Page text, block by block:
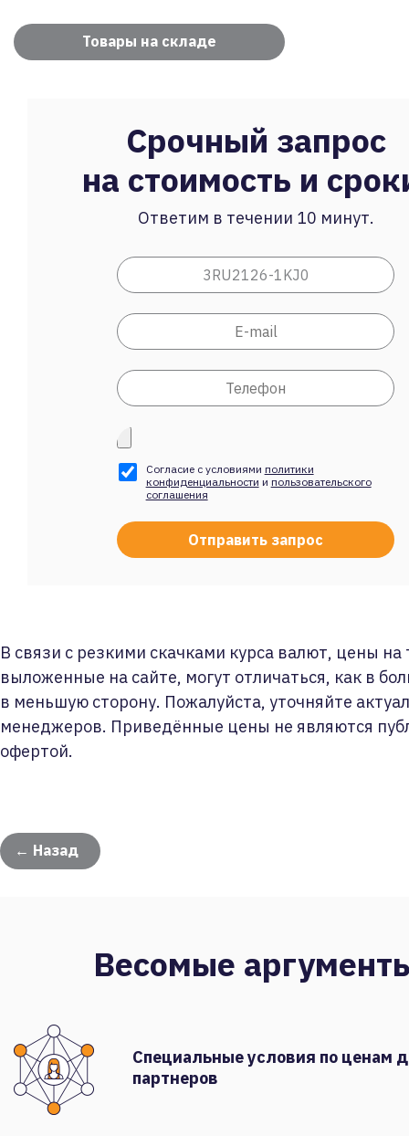
Товары на складе
Срочный запрос
на стоимость и
Ответим в течении 10 минут.
Согласие с условиями политики
конфиденциальности и пользовательского
соглашения
В связи с резкими скачками курса валют, цены на
выложенные на сайте, могут отличаться, как в
в меньшую сторону. Пожалуйста, уточняйте
менеджеров. Приведённые цены не являются
офертой.
← Назад
Весомые
Специальные условия по ценам
партнеров